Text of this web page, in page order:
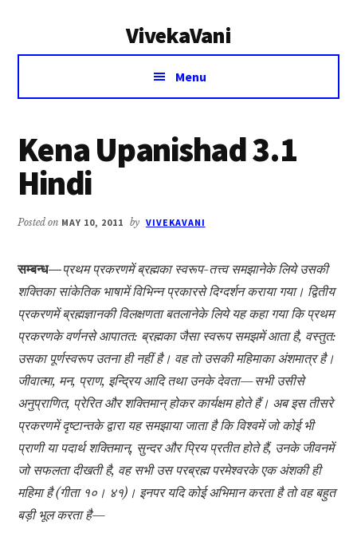
VivekaVani
Voice
Vivekananda
Menu
Kena Upanishad 3.1
Hindi
Posted on MAY 10, 2011 by VIVEKAVANI
सम्बन्ध—प्रथम प्रकरणमें ब्रह्मका स्वरूप-तत्त्व समझानेके लिये उसकी
शक्तिका सांकेतिक भाषामें विभिन्न प्रकारसे दिग्दर्शन कराया गया। द्वितीय
प्रकरणमें ब्रह्मज्ञानकी विलक्षणता बतलानेके लिये यह कहा गया कि प्रथम
प्रकरणके वर्णनसे आपातत: ब्रह्मका जैसा स्वरूप समझमें आता है, वस्तुत:
उसका पूर्णस्वरूप उतना ही नहीं है। वह तो उसकी महिमाका अंशमात्र है।
जीवात्मा, मन, प्राण, इन्द्रिय आदि तथा उनके देवता—सभी उसीसे
अनुप्राणित, प्रेरित और शक्तिमान् होकर कार्यक्षम होते हैं। अब इस तीसरे
प्रकरणमें दृष्टान्तके द्वारा यह समझाया जाता है कि विश्वमें जो कोई भी
प्राणी या पदार्थ शक्तिमान्, सुन्दर और प्रिय प्रतीत होते हैं, उनके जीवनमें
जो सफलता दीखती है, वह सभी उस परब्रह्म परमेश्वरके एक अंशकी ही
महिमा है (गीता १०। ४१)। इनपर यदि कोई अभिमान करता है तो वह बहुत
बड़ी भूल करता है—